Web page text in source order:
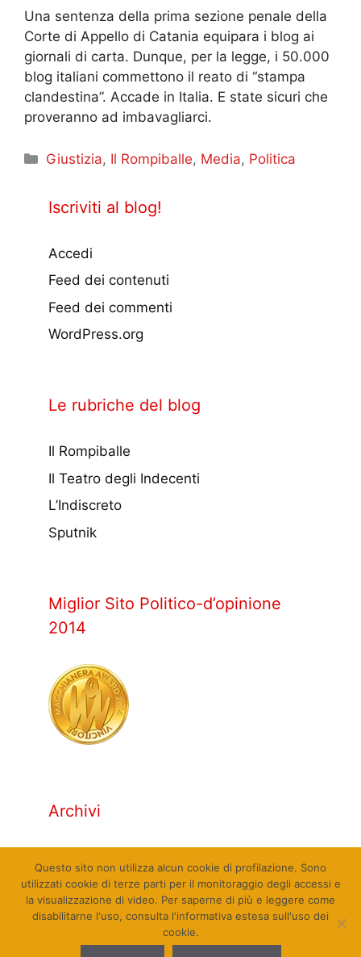
Una sentenza della prima sezione penale della
Corte di Appello di Catania equipara i blog ai
giornali di carta. Dunque, per la legge, i 50.000
blog italiani commettono il reato di “stampa
clandestina”. Accade in Italia. E state sicuri che
proveranno ad imbavagliarci.
Categorie
Giustizia, Il Rompiballe, Media, Politica
Iscriviti al blog!
Accedi
Feed dei contenuti
Feed dei commenti
WordPress.org
Le rubriche del blog
Il Rompiballe
Il Teatro degli Indecenti
L’Indiscreto
Sputnik
Miglior Sito Politico-d’opinione
2014
Archivi
Questo sito non utilizza alcun cookie di profilazione. Sono
utilizzati cookie di terze parti per il monitoraggio degli accessi e
la visualizzazione di video. Per saperne di più e leggere come
disabilitarne l'uso, consulta l'informativa estesa sull'uso dei
cookie.